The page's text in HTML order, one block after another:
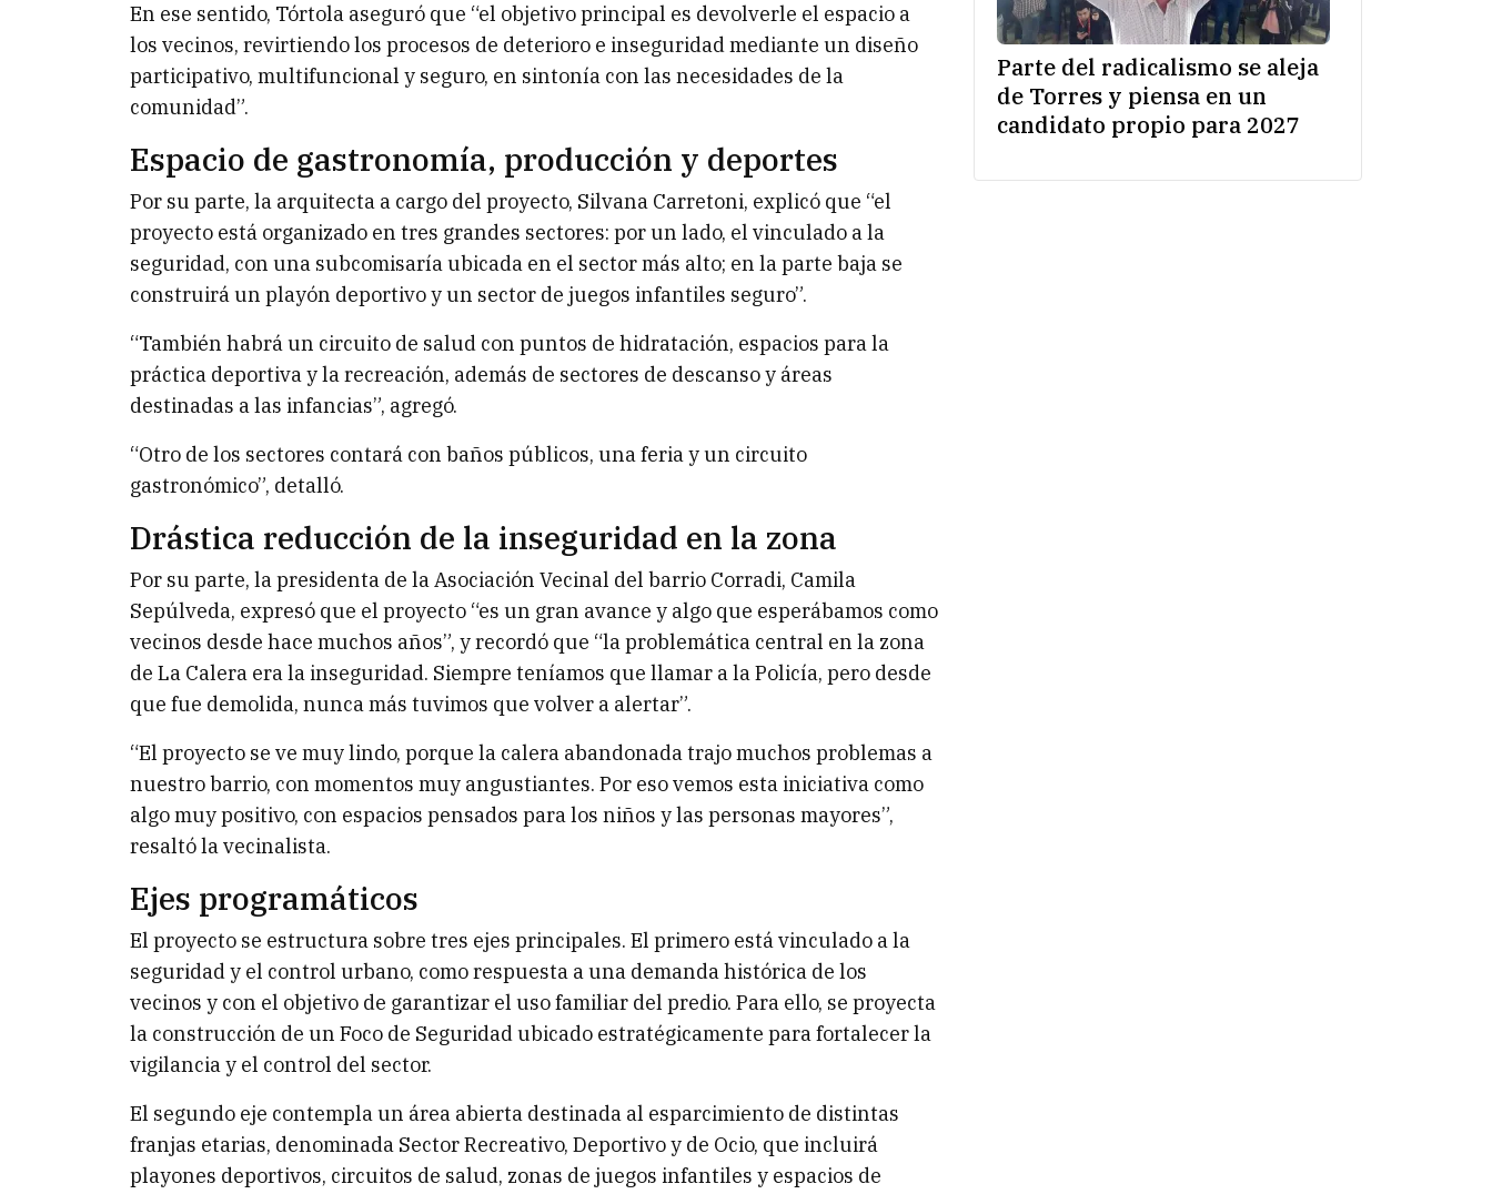
En ese sentido, Tórtola aseguró que “el objetivo principal es devolverle el espacio a
los vecinos, revirtiendo los procesos de deterioro e inseguridad mediante un diseño
participativo, multifuncional y seguro, en sintonía con las necesidades de la
comunidad”.
Espacio de gastronomía, producción y deportes
Por su parte, la arquitecta a cargo del proyecto, Silvana Carretoni, explicó que “el
proyecto está organizado en tres grandes sectores: por un lado, el vinculado a la
seguridad, con una subcomisaría ubicada en el sector más alto; en la parte baja se
construirá un playón deportivo y un sector de juegos infantiles seguro”.
“También habrá un circuito de salud con puntos de hidratación, espacios para la
práctica deportiva y la recreación, además de sectores de descanso y áreas
destinadas a las infancias”, agregó.
“Otro de los sectores contará con baños públicos, una feria y un circuito
gastronómico”, detalló.
Drástica reducción de la inseguridad en la zona
Por su parte, la presidenta de la Asociación Vecinal del barrio Corradi, Camila
Sepúlveda, expresó que el proyecto “es un gran avance y algo que esperábamos como
vecinos desde hace muchos años”, y recordó que “la problemática central en la zona
de La Calera era la inseguridad. Siempre teníamos que llamar a la Policía, pero desde
que fue demolida, nunca más tuvimos que volver a alertar”.
“El proyecto se ve muy lindo, porque la calera abandonada trajo muchos problemas a
nuestro barrio, con momentos muy angustiantes. Por eso vemos esta iniciativa como
algo muy positivo, con espacios pensados para los niños y las personas mayores”,
resaltó la vecinalista.
Ejes programáticos
El proyecto se estructura sobre tres ejes principales. El primero está vinculado a la
seguridad y el control urbano, como respuesta a una demanda histórica de los
vecinos y con el objetivo de garantizar el uso familiar del predio. Para ello, se proyecta
la construcción de un Foco de Seguridad ubicado estratégicamente para fortalecer la
vigilancia y el control del sector.
El segundo eje contempla un área abierta destinada al esparcimiento de distintas
franjas etarias, denominada Sector Recreativo, Deportivo y de Ocio, que incluirá
playones deportivos, circuitos de salud, zonas de juegos infantiles y espacios de
Parte del radicalismo se aleja
de Torres y piensa en un
candidato propio para 2027